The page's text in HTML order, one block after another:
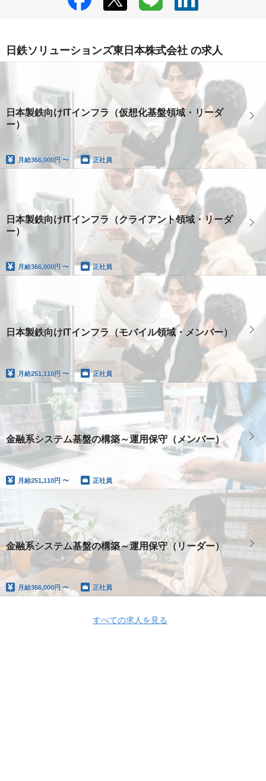
日鉄ソリューションズ東日本株式会社 の求人
日本製鉄向けITインフラ（仮想化基盤領域・リーダ
ー）
月給366,000円 〜 正社員
日本製鉄向けITインフラ（クライアント領域・リーダ
ー）
月給366,000円 〜 正社員
日本製鉄向けITインフラ（モバイル領域・メンバー）
月給251,110円 〜 正社員
金融系システム基盤の構築～運用保守（メンバー）
月給251,110円 〜 正社員
金融系システム基盤の構築～運用保守（リーダー）
月給366,000円 〜 正社員
すべての求人を見る